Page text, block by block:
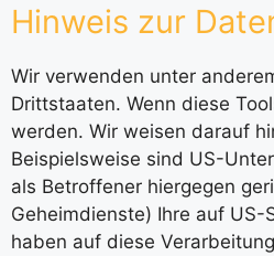
Hinweis zur
Wir verwenden unter
Drittstaaten. Wenn diese
werden. Wir weisen darauf
Beispielsweise sind US-
als Betroffener hiergegen
Geheimdienste) Ihre auf
haben auf diese